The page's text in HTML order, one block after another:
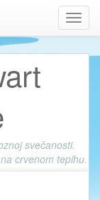
svečanosti.
crvenom tepihu.